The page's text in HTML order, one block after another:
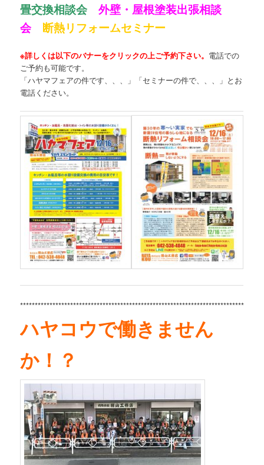
畳交換相談会外壁・屋根塗装出張相談
会
断熱リフォームセミナー
※詳しくは以下のバナーをクリックの上ご予約下さい。 電話での
ご予約も可能です。
「ハヤマフェアの件です、、、」「セミナーの件で、、、」とお
電話ください。
*****************************************************************************
ハヤコウで働きません
か！？